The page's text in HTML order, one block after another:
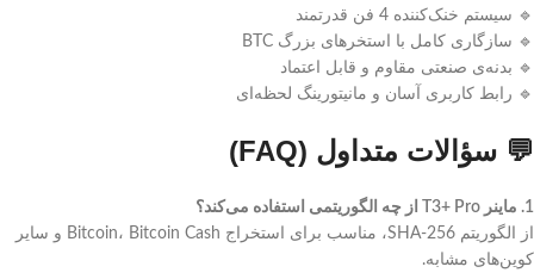
🔹 سیستم خنک‌کننده 4 فن قدرتمند
🔹 سازگاری کامل با استخرهای بزرگ BTC
🔹 بدنه‌ی صنعتی مقاوم و قابل اعتماد
🔹 رابط کاربری آسان و مانیتورینگ لحظه‌ای
💬 سؤالات متداول (FAQ)
1. ماینر T3+ Pro از چه الگوریتمی استفاده می‌کند؟
از الگوریتم SHA-256، مناسب برای استخراج Bitcoin، Bitcoin Cash و سایر
کوین‌های مشابه.